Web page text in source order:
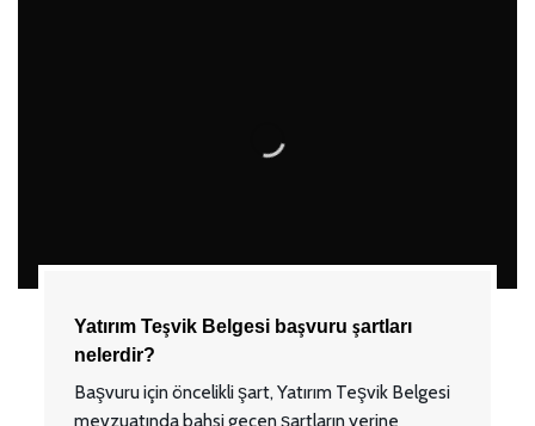
Yatırım Teşvik Belgesi başvuru şartları
nelerdir?
Başvuru için öncelikli şart, Yatırım Teşvik Belgesi
mevzuatında bahsi geçen şartların yerine